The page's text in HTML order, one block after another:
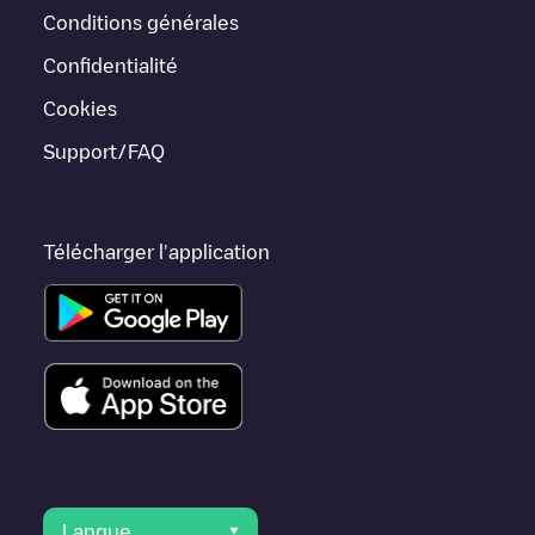
d'autres chargeurs dans Leça da Palmeira
(temporary), car elles sont proches et se trouvent dans
Conditions générales
Confidentialité
Cookies
Support/FAQ
Télécharger l'application
Langue